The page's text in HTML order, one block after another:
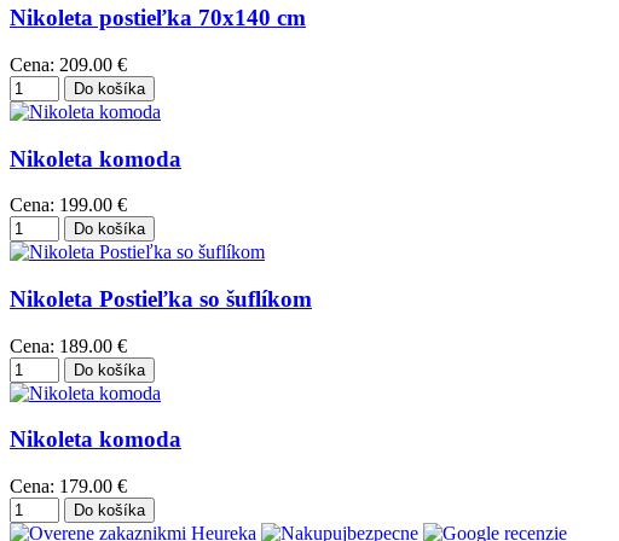
Nikoleta postieľka 70x140 cm
Cena: 209.00 €
Nikoleta komoda
Cena: 199.00 €
Nikoleta Postieľka so šuflíkom
Cena: 189.00 €
Nikoleta komoda
Cena: 179.00 €